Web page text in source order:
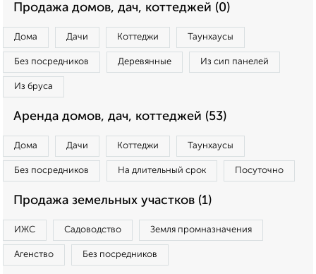
Продажа домов, дач, коттеджей (0)
Дома Дачи Коттеджи Таунхаусы
Без посредников Деревянные Из сип панелей
Из бруса
Аренда домов, дач, коттеджей (53)
Дома Дачи Коттеджи Таунхаусы
Без посредников На длительный срок Посуточно
Продажа земельных участков (1)
ИЖС Садоводство Земля промназначения
Агенство Без посредников